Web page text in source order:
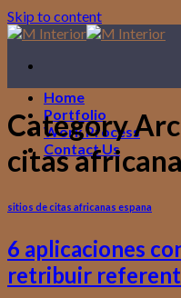
Skip to content
Home
Portfolio
Work Process
Contact Us
Category
citas
sitios de citas africanas espana
6 aplicaciones
retribuir